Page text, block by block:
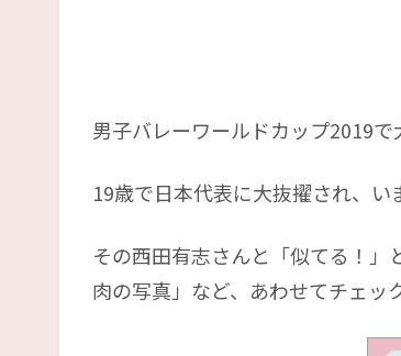
男子バレーワールドカップ2019で
19歳で日本代表に大抜擢され、い
その西田有志さんと「似てる！
肉の写真」など、あわせてチェッ